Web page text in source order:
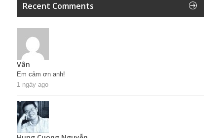
Recent Comments
Vân
Em cảm ơn anh!
1 ngày ago